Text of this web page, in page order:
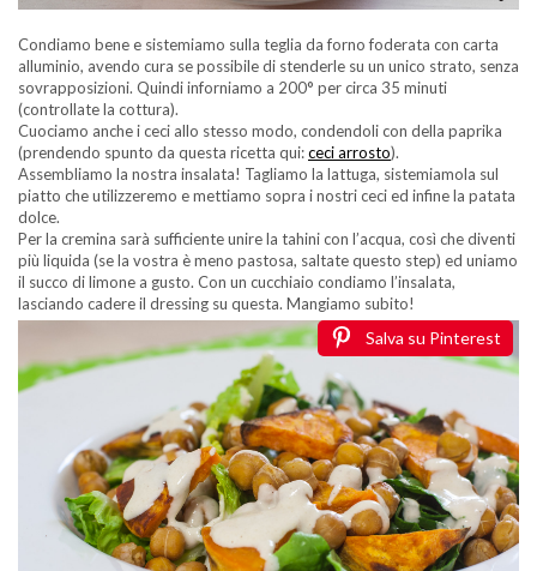
Condiamo bene e sistemiamo sulla teglia da forno foderata con carta
alluminio, avendo cura se possibile di stenderle su un unico strato, senza
sovrapposizioni. Quindi inforniamo a 200° per circa 35 minuti
(controllate la cottura).
Cuociamo anche i ceci allo stesso modo, condendoli con della paprika
(prendendo spunto da questa ricetta qui:ceci arrosto).
Assembliamo la nostra insalata! Tagliamo la lattuga, sistemiamola sul
piatto che utilizzeremo e mettiamo sopra i nostri ceci ed infine la patata
dolce.
Per la cremina sarà sufficiente unire la tahini con l’acqua, così che diventi
più liquida (se la vostra è meno pastosa, saltate questo step) ed uniamo
il succo di limone a gusto. Con un cucchiaio condiamo l’insalata,
lasciando cadere il dressing su questa. Mangiamo subito!
Salva su Pinterest